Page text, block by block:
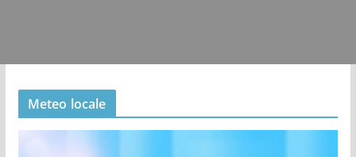
Meteo locale